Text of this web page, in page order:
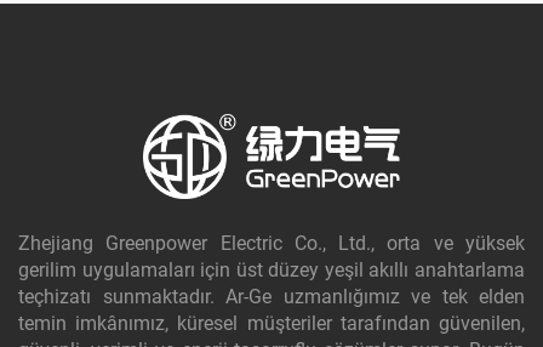
Zhejiang Greenpower Electric Co., Ltd., orta ve yüksek
gerilim uygulamaları için üst düzey yeşil akıllı anahtarlama
teçhizatı sunmaktadır. Ar-Ge uzmanlığımız ve tek elden
temin imkânımız, küresel müşteriler tarafından güvenilen,